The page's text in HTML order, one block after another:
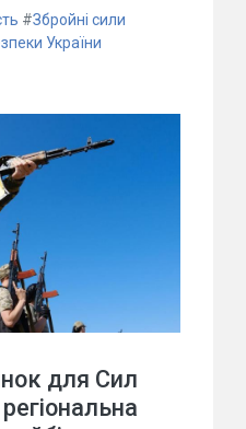
#Збройні сили
України
для Сил